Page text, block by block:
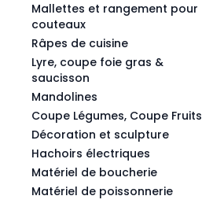
Mallettes et rangement pour
couteaux
Râpes de cuisine
Lyre, coupe foie gras &
saucisson
Mandolines
Coupe Légumes, Coupe Fruits
Décoration et sculpture
Hachoirs électriques
Matériel de boucherie
Matériel de poissonnerie